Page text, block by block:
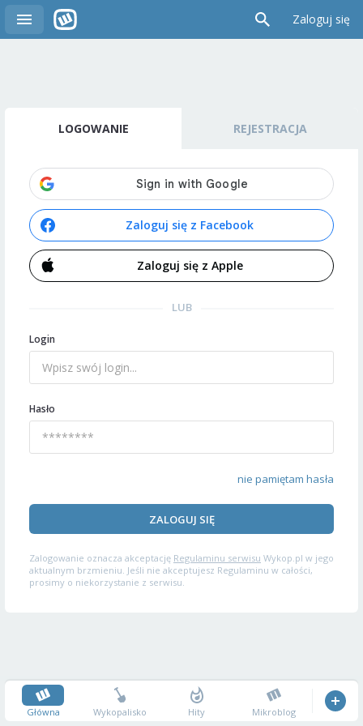
Zaloguj się
LOGOWANIE REJESTRACJA
Zaloguj się z Facebook
Zaloguj się z Apple
LUB
Login
Hasło
nie pamiętam hasła
ZALOGUJ SIĘ
Zalogowanie oznacza akceptację Regulaminu serwisu Wykop.pl w jego
aktualnym brzmieniu. Jeśli nie akceptujesz Regulaminu w całości,
prosimy o niekorzystanie z serwisu.
Główna Wykopalisko Hity Mikroblog